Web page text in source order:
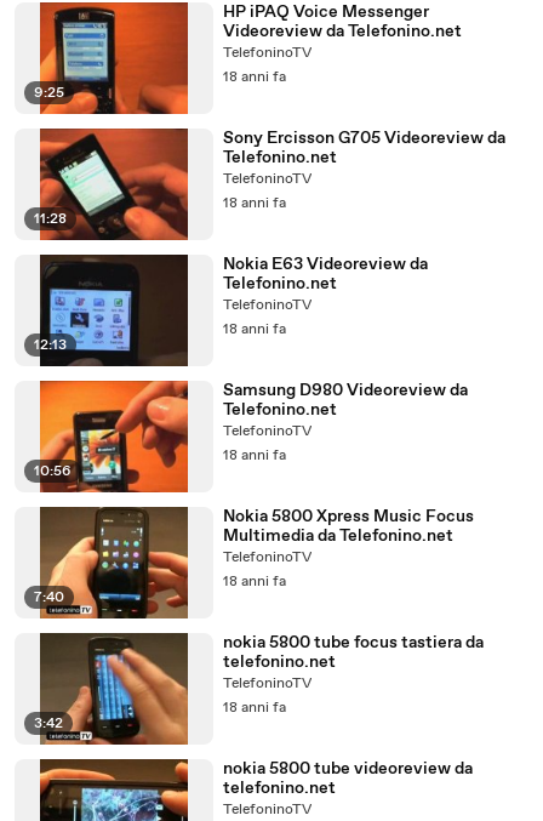
9:25
HP iPAQ Voice Messenger
Videoreview da Telefonino.net
TelefoninoTV
18 anni fa
11:28
Sony Ercisson G705 Videoreview da
Telefonino.net
TelefoninoTV
18 anni fa
12:13
Nokia E63 Videoreview da
Telefonino.net
TelefoninoTV
18 anni fa
10:56
Samsung D980 Videoreview da
Telefonino.net
TelefoninoTV
18 anni fa
7:40
Nokia 5800 Xpress Music Focus
Multimedia da Telefonino.net
TelefoninoTV
18 anni fa
3:42
nokia 5800 tube focus tastiera da
telefonino.net
TelefoninoTV
18 anni fa
nokia 5800 tube videoreview da
telefonino.net
TelefoninoTV